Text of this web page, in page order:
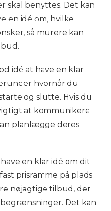
skal benyttes. Det kan
en idé om, hvilke
så murere kan
idé at have en klar
hvornår du
og slutte. Hvis du
at kommunikere
planlægge deres
en klar idé om dit
prisramme på plads
nøjagtige tilbud, der
Det kan